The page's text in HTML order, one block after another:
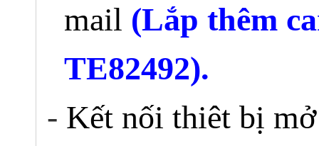
mail (Lắp thêm
TE82492).
- Kết nối thiêt bị